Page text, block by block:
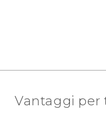
Vantaggi per